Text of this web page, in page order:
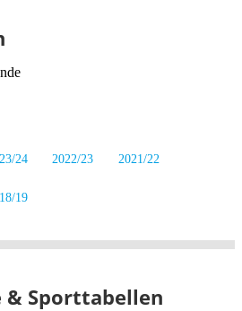
24 2022/23 2021/22
19
Sporttabellen